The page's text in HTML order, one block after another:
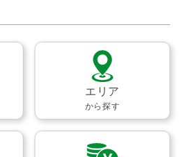
エリア
から探す